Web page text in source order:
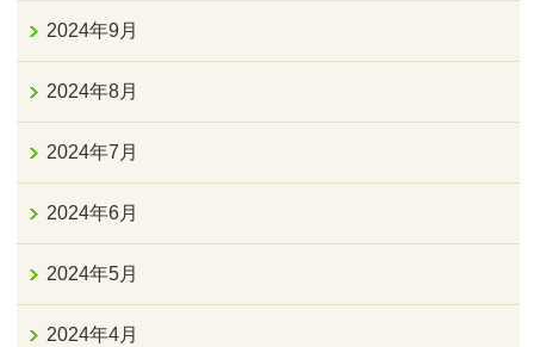
2024年9月
2024年8月
2024年7月
2024年6月
2024年5月
2024年4月